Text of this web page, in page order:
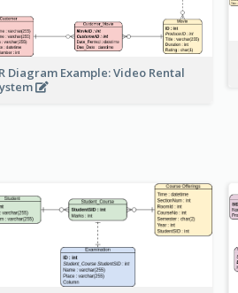
Diagram Example: Video Rental